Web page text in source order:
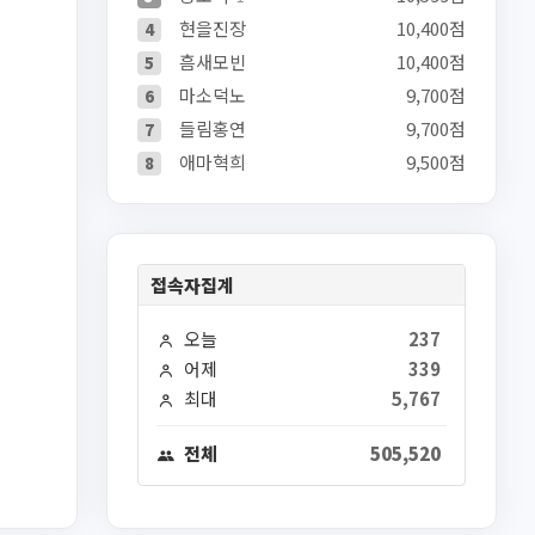
4 현을진장 10,400점
5 흠새모빈 10,400점
6 마소덕노 9,700점
7 들림홍연 9,700점
8 애마혁희 9,500점
접속자집계
오늘
237
어제
339
최대
5,767
전체 505,520